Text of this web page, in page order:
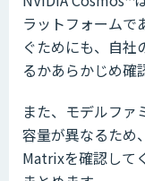
ラットフォームで
ぐためにも、自社
るかあらかじめ確
また、モデルファ
容量が異なるた
Matrixを確認して